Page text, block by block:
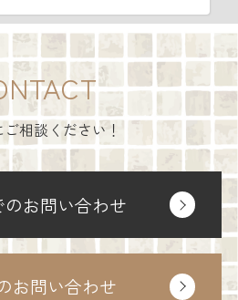
相談ください！
のお問い合わせ
お問い合わせ